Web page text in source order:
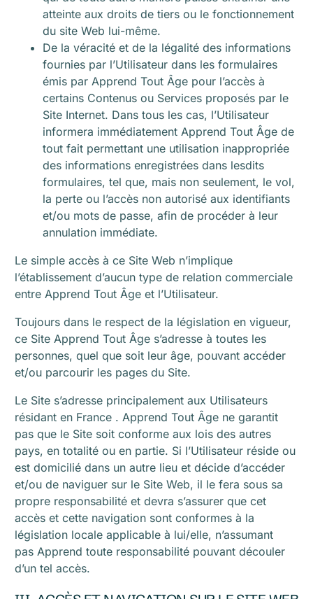
atteinte aux droits de tiers ou le fonctionnement
du site Web lui-même.
De la véracité et de la légalité des informations
fournies par l’Utilisateur dans les formulaires
émis par Apprend Tout Âge pour l’accès à
certains Contenus ou Services proposés par le
Site Internet. Dans tous les cas, l’Utilisateur
informera immédiatement Apprend Tout Âge de
tout fait permettant une utilisation inappropriée
des informations enregistrées dans lesdits
formulaires, tel que, mais non seulement, le vol,
la perte ou l’accès non autorisé aux identifiants
et/ou mots de passe, afin de procéder à leur
annulation immédiate.
Le simple accès à ce Site Web n’implique
l’établissement d’aucun type de relation commerciale
entre Apprend Tout Âge et l’Utilisateur.
Toujours dans le respect de la législation en vigueur,
ce Site Apprend Tout Âge s’adresse à toutes les
personnes, quel que soit leur âge, pouvant accéder
et/ou parcourir les pages du Site.
Le Site s’adresse principalement aux Utilisateurs
résidant en France . Apprend Tout Âge ne garantit
pas que le Site soit conforme aux lois des autres
pays, en totalité ou en partie. Si l’Utilisateur réside ou
est domicilié dans un autre lieu et décide d’accéder
et/ou de naviguer sur le Site Web, il le fera sous sa
propre responsabilité et devra s’assurer que cet
accès et cette navigation sont conformes à la
législation locale applicable à lui/elle, n’assumant
pas Apprend toute responsabilité pouvant découler
d’un tel accès.